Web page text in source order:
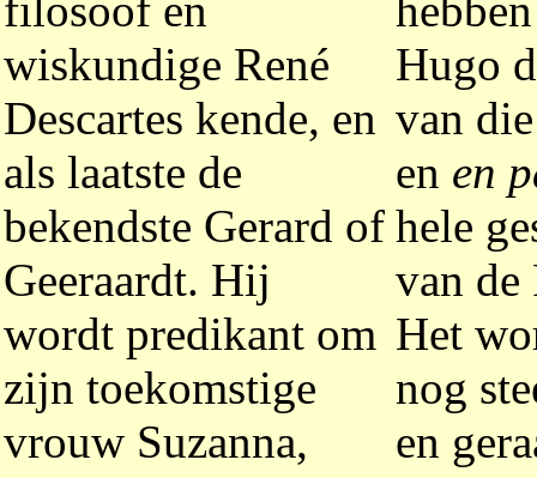
wiskundige René
Descartes kende, en
als laatste de
bekendste Gerard of
Geeraardt. Hij
wordt predikant om
zijn toekomstige
vrouw Suzanna,
Hugo
van
en en
hele
van de
Het
nog
en